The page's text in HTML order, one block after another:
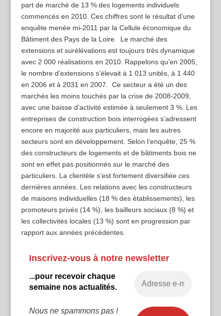
part de marché de 13 % des logements individuels
commencés en 2010. Ces chiffres sont le résultat d’une
enquête menée mi-2011 par la Cellule économique du
Bâtiment des Pays de la Loire. Le marché des
extensions et surélévations est toujours très dynamique
avec 2 000 réalisations en 2010. Rappelons qu’en 2005,
le nombre d’extensions s’élevait à 1 013 unités, à 1 440
en 2006 et à 2031 en 2007. Ce secteur a été un des
marchés les moins touchés par la crise de 2008-2009,
avec une baisse d’activité estimée à seulement 3 %. Les
entreprises de construction bois interrogées s’adressent
encore en majorité aux particuliers, mais les autres
secteurs sont en développement. Selon l’enquête, 25 %
des constructeurs de logements et de bâtiments bois ne
sont en effet pas positionnés sur le marché des
particuliers. La clientèle s’est fortement diversifiée ces
dernières années. Les relations avec les constructeurs
de maisons individuelles (18 % des établissements), les
promoteurs privés (14 %), les bailleurs sociaux (8 %) et
les collectivités locales (13 %) sont en progression par
rapport aux années précédentes.
Inscrivez-vous à notre newsletter
...pour recevoir chaque
semaine nos actualités.
Nous ne spammons pas !